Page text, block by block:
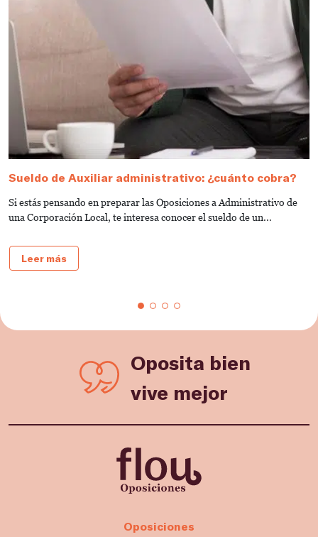
Sueldo de Auxiliar administrativo: ¿cuánto cobra?
Si estás pensando en preparar las Oposiciones a Administrativo de
una Corporación Local, te interesa conocer el sueldo de un...
Leer más
Oposita bien
vive mejor
Oposiciones